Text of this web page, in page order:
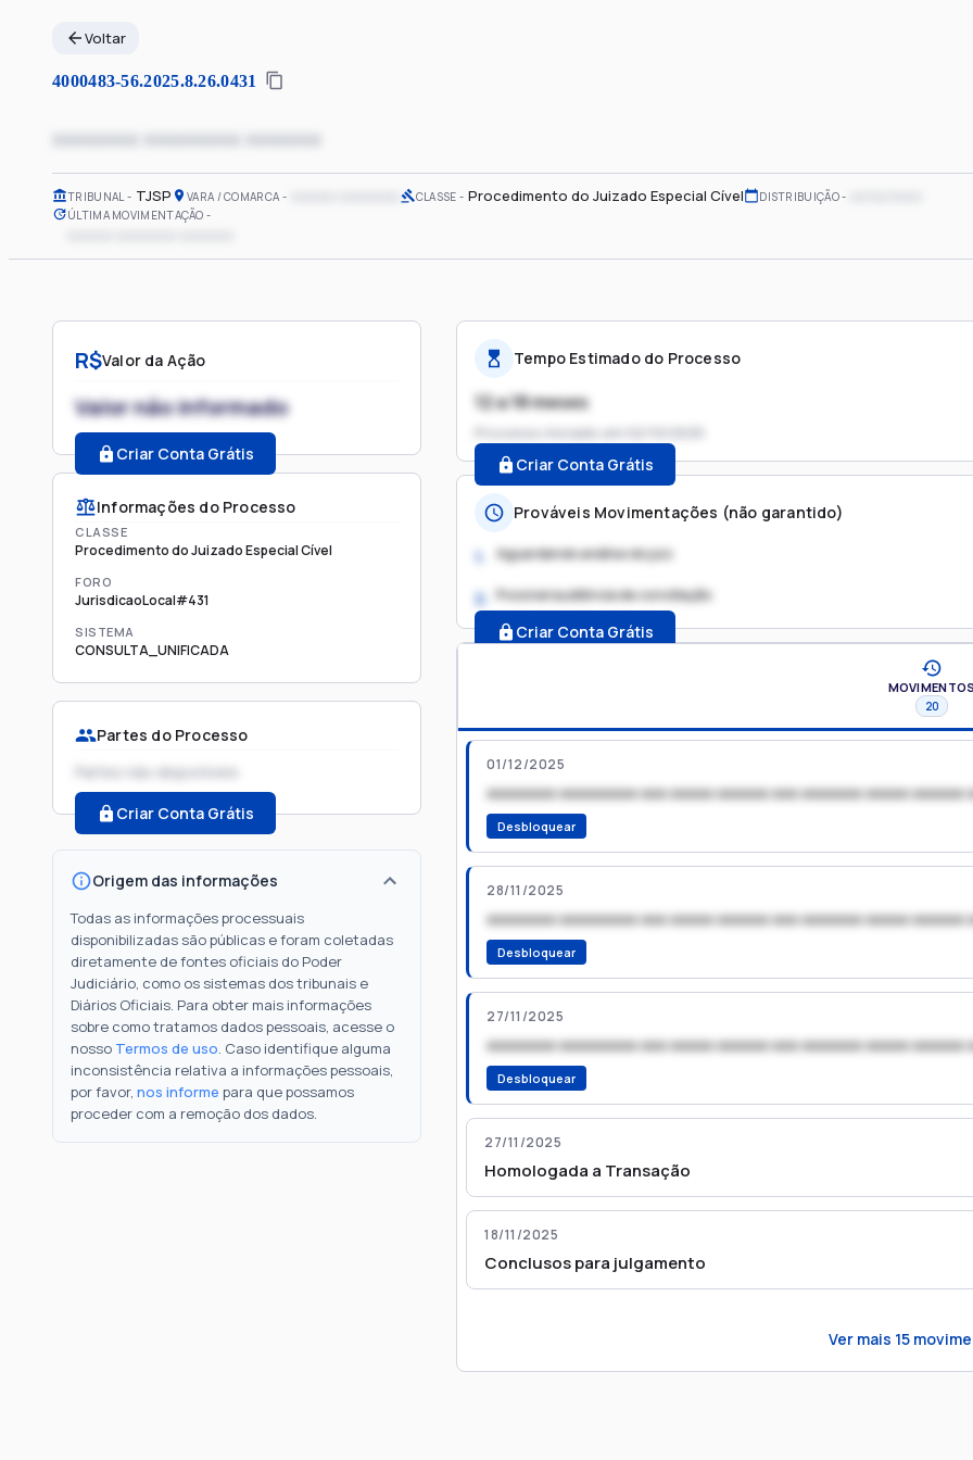
Voltar
4000483-56.2025.8.26.0431
xxxxxxxx xxxxxxxxx xxxxxxx
TRIBUNAL TJSP VARA / COMARCA CLASSE Procedimento do Juizado Especial Cível DISTRIBUIÇÃO
ÚLTIMA MOVIMENTAÇÃO
R$Valor da Ação
Valor não informado
Criar Conta Grátis
Informações do Processo
CLASSE
Procedimento do Juizado Especial Cível
FORO
JurisdicaoLocal#431
SISTEMA
CONSULTA_UNIFICADA
Partes do Processo
Partes não disponíveis
Criar Conta Grátis
Origem das informações
Todas as informações processuais
disponibilizadas são públicas e foram coletadas
diretamente de fontes oficiais do Poder
Judiciário, como os sistemas dos tribunais e
Diários Oficiais. Para obter mais informações
sobre como tratamos dados pessoais, acesse o
nosso Termos de uso. Caso identifique alguma
inconsistência relativa a informações pessoais,
por favor, nos informe para que possamos
proceder com a remoção dos dados.
Tempo Estimado do Processo
12 a 18 meses
Processo iniciado em
Criar Conta Grátis
Prováveis Movimentações (não garantido)
1. Aguardando análise do juiz
2. Possível audiência de conciliação
Criar Conta Grátis
MOVIMENTOS
20
01/12/2025
xxxxxxxx xxxxxxxxx xxx xxxxx xxxxxx xxx xxxxxxx xxxxx xxxxxx
Desbloquear
28/11/2025
xxxxxxxx xxxxxxxxx xxx xxxxx xxxxxx xxx xxxxxxx xxxxx xxxxxx
Desbloquear
27/11/2025
xxxxxxxx xxxxxxxxx xxx xxxxx xxxxxx xxx xxxxxxx xxxxx xxxxxx
Desbloquear
27/11/2025
Homologada a Transação
18/11/2025
Conclusos para julgamento
Ver mais 15